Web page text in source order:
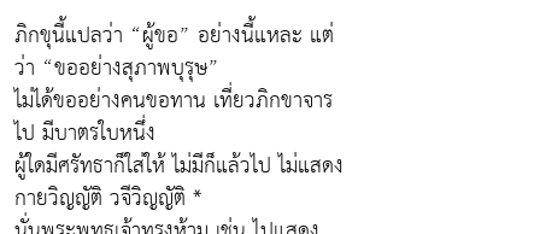
ภิกขุนี้แปลว่า “ผู้ขอ” อย่างนี้แหละ แต่
ว่า “ขออย่างสุภาพบุรุษ”
ไม่ได้ขออย่างคนขอทาน เที่ยวภิกขาจาร
ไป มีบาตรใบหนึ่ง
ผู้ใดมีศรัทธาก็ใส่ให้ ไม่มีก็แล้วไป ไม่แสดง
กายวิญญัติ วจีวิญญัติ *